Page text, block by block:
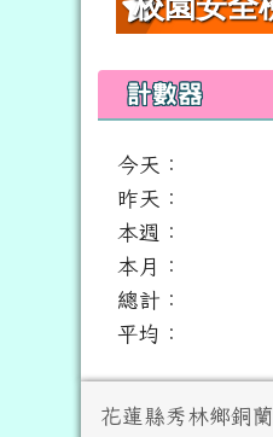
計數器
今天：
昨天：
本週：
本月：
總計：
平均：
頁尾區域
花蓮縣秀林鄉銅